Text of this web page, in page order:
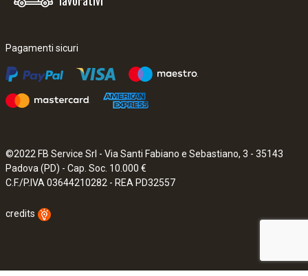
Pagamenti sicuri
©2022 FB Service Srl - Via Santi Fabiano e Sebastiano, 3 - 35143
Padova (PD) - Cap. Soc. 10.000 €
C.F./P.IVA 03644210282 - REA PD32557
credits